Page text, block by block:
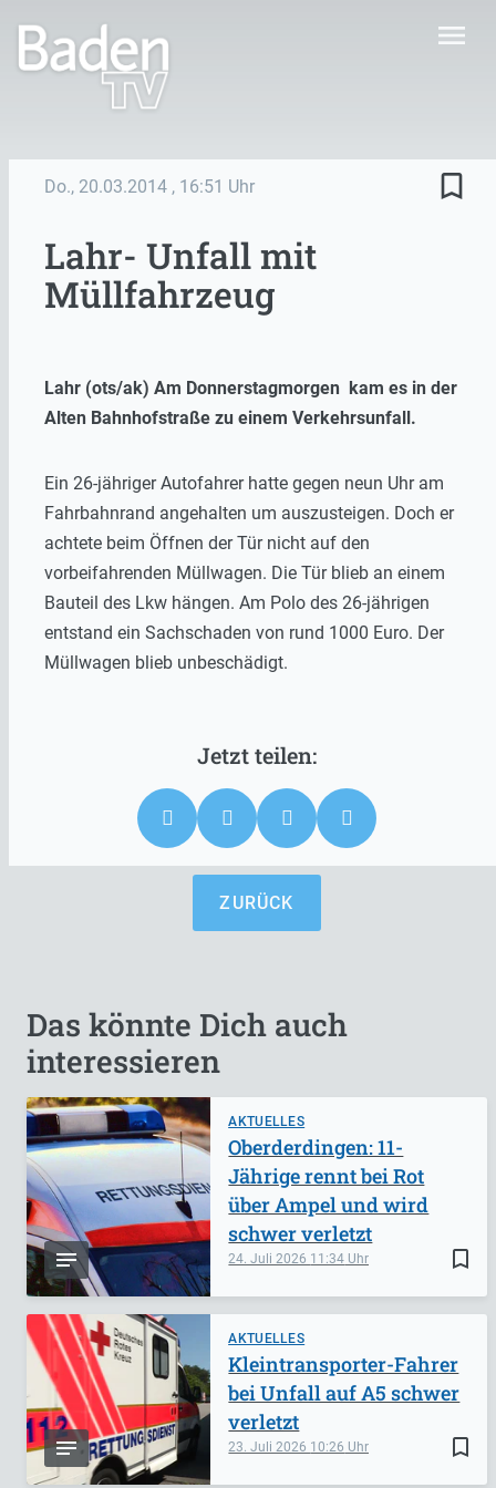
menu
Do., 20.03.2014 , 16:51 Uhr bookmark_border
Lahr- Unfall mit
Müllfahrzeug
Lahr (ots/ak) Am Donnerstagmorgen kam es in der
Alten Bahnhofstraße zu einem Verkehrsunfall.
Ein 26-jähriger Autofahrer hatte gegen neun Uhr am
Fahrbahnrand angehalten um auszusteigen. Doch er
achtete beim Öffnen der Tür nicht auf den
vorbeifahrenden Müllwagen. Die Tür blieb an einem
Bauteil des Lkw hängen. Am Polo des 26-jährigen
entstand ein Sachschaden von rund 1000 Euro. Der
Müllwagen blieb unbeschädigt.
ZURÜCK
Das könnte Dich auch
interessieren
AKTUELLES
bookmark_border
24. Juli 2026 11:34
Oberderdingen: 11-
Jährige rennt bei Rot
über Ampel und wird
schwer verletzt
AKTUELLES
bookmark_border
23. Juli 2026 10:26
Kleintransporter-Fahrer
bei Unfall auf A5 schwer
verletzt